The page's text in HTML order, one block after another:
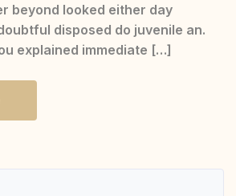
beyond looked either day
disposed do juvenile an.
explained immediate […]